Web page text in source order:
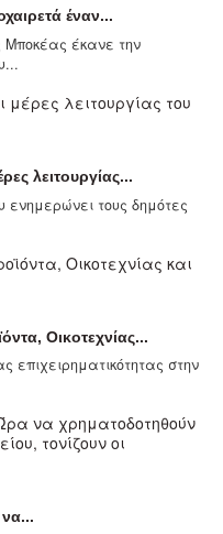
έναν...
έκανε την
λειτουργίας...
τους δημότες
Οικοτεχνίας...
επιχειρηματικότητας στην